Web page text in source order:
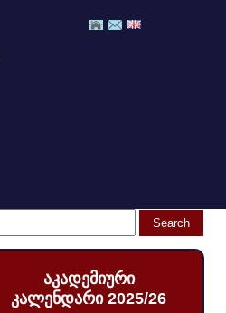
აკადემიური
კალენდარი 2025/26